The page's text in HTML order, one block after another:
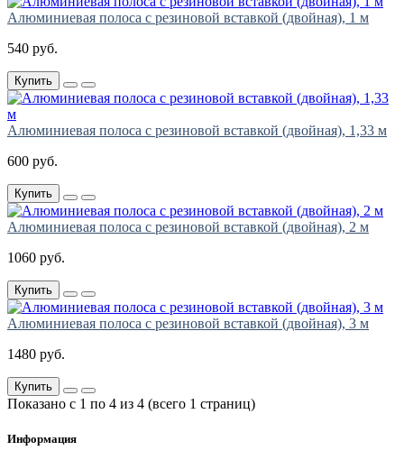
Алюминиевая полоса с резиновой вставкой (двойная), 1 м
540 руб.
Купить
Алюминиевая полоса с резиновой вставкой (двойная), 1,33 м
600 руб.
Купить
Алюминиевая полоса с резиновой вставкой (двойная), 2 м
1060 руб.
Купить
Алюминиевая полоса с резиновой вставкой (двойная), 3 м
1480 руб.
Купить
Показано с 1 по 4 из 4 (всего 1 страниц)
Информация